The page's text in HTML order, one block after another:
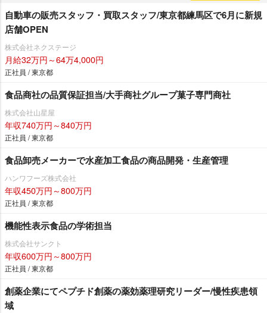
自動車の販売スタッフ・買取スタッフ/東京都練馬区で6月に新規
店舗OPEN
株式会社ネクステージ
月給32万円～64万4,000円
正社員 / 東京都
食品商社の品質保証担当/大手商社グループ菓子専門商社
株式会社山星屋
年収740万円～840万円
正社員 / 東京都
食品卸売メーカーで水産加工食品の商品開発・生産管理
ハンワフーズ株式会社
年収450万円～800万円
正社員 / 東京都
機能性表示食品の学術担当
株式会社サンクト
年収600万円～800万円
正社員 / 東京都
創薬企業にてペプチド創薬の薬効薬理研究リーダー/慢性疾患領
域